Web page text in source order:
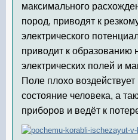
максимального
пород, приводят к
электрического
приводит к образованию
электрических полей и
Поле плохо воздействует
состояние человека, а
приборов и ведёт к